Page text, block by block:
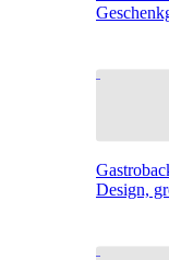
Design,